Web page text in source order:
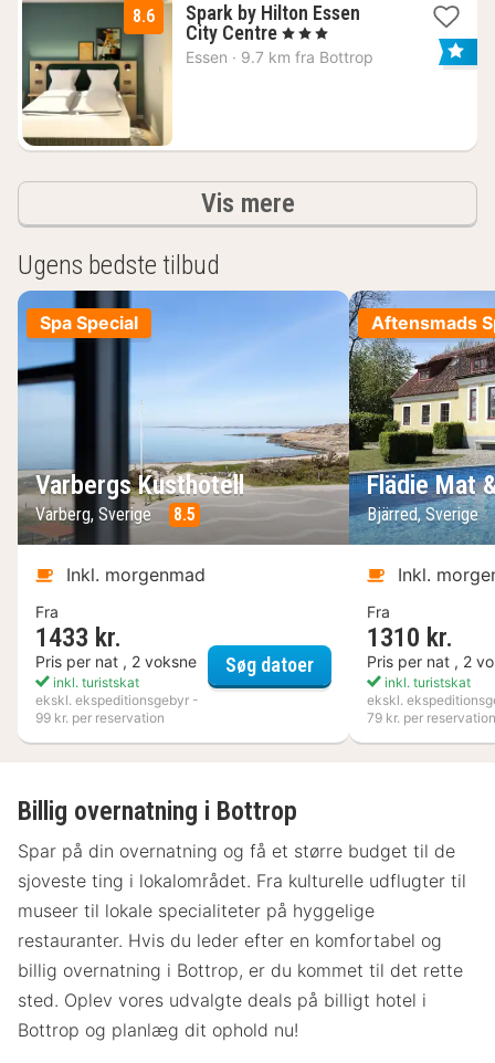
8.6
Spark by Hilton Essen
City Centre3
nætter
, 3 Stjerner
Essen · 9.7 km fra Bottrop
Vis mereresultater
Ugens bedste tilbud
Spa Special
Varbergs Kusthotell
Varberg, Sverige 8.5
Inkl. morgenmad
Fra
1433 kr.
Pris per nat , 2 voksne
inkl. turistskat
ekskl. ekspeditionsgebyr -
99 kr. per reservation
Søg datoerVarbergs Kusthotell
Aftensmads
Flädie Mat
Bjärred, Sverige
Inkl.
Fra
1310 kr.
Pris per nat , 2
inkl. turistskat
ekskl.
79 kr. per reservation
Billig overnatning i Bottrop
Spar på din overnatning og få et større budget til de
sjoveste ting i lokalområdet. Fra kulturelle udflugter til
museer til lokale specialiteter på hyggelige
restauranter. Hvis du leder efter en komfortabel og
billig overnatning i Bottrop, er du kommet til det rette
sted. Oplev vores udvalgte deals på billigt hotel i
Bottrop og planlæg dit ophold nu!